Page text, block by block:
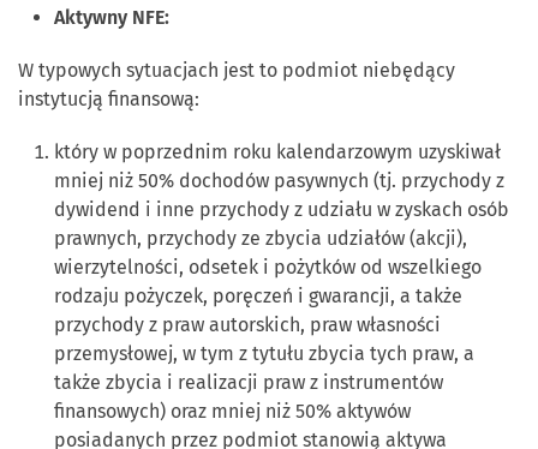
Aktywny NFE:
W typowych sytuacjach jest to podmiot niebędący
instytucją finansową:
który w poprzednim roku kalendarzowym uzyskiwał
mniej niż 50% dochodów pasywnych (tj. przychody z
dywidend i inne przychody z udziału w zyskach osób
prawnych, przychody ze zbycia udziałów (akcji),
wierzytelności, odsetek i pożytków od wszelkiego
rodzaju pożyczek, poręczeń i gwarancji, a także
przychody z praw autorskich, praw własności
przemysłowej, w tym z tytułu zbycia tych praw, a
także zbycia i realizacji praw z instrumentów
finansowych) oraz mniej niż 50% aktywów
posiadanych przez podmiot stanowią aktywa